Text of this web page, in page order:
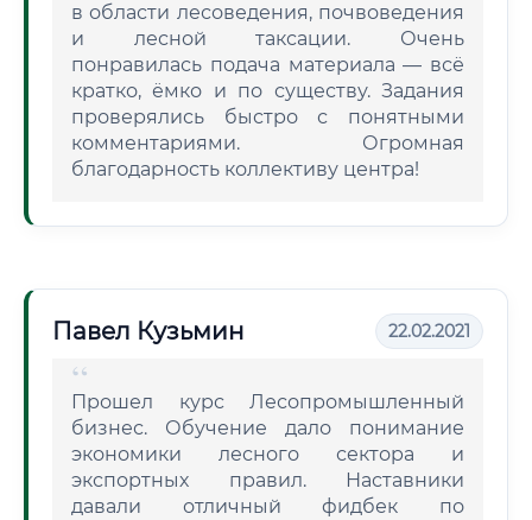
в области лесоведения, почвоведения
и лесной таксации. Очень
понравилась подача материала — всё
кратко, ёмко и по существу. Задания
проверялись быстро с понятными
комментариями. Огромная
благодарность коллективу центра!
Павел Кузьмин 22.02.2021
Прошел курс Лесопромышленный
бизнес. Обучение дало понимание
экономики лесного сектора и
экспортных правил. Наставники
давали отличный фидбек по